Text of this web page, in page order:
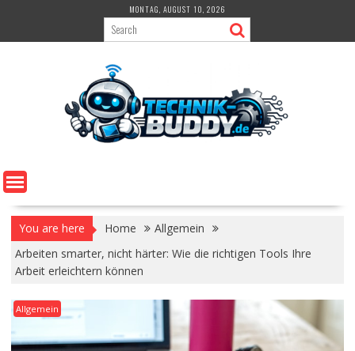
content
MONTAG, AUGUST 10, 2026
You are here Home
Allgemein
Arbeiten smarter, nicht härter: Wie die richtigen Tools Ihre
Arbeit erleichtern können
Allgemein